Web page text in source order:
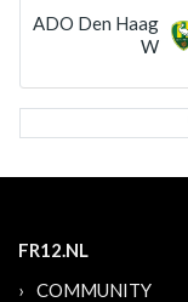
ADO Den Haag
W
FR12.NL
COMMUNITY